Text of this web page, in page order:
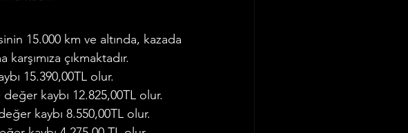
15.000 km ve altında, kazada
çıkmaktadır.
15.390,00TL olur.
kaybı 12.825,00TL olur.
kaybı 8.550,00TL olur.